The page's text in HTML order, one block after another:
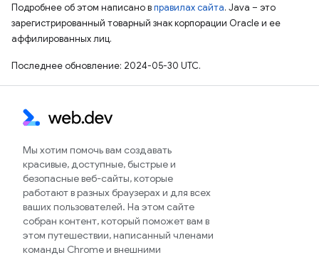
Подробнее об этом написано вправилах сайта. Java – это
зарегистрированный товарный знак корпорации Oracle и ее
аффилированных лиц.
Последнее обновление: 2024-05-30 UTC.
Мы хотим помочь вам создавать
красивые, доступные, быстрые и
безопасные веб-сайты, которые
работают в разных браузерах и для всех
ваших пользователей. На этом сайте
собран контент, который поможет вам в
этом путешествии, написанный членами
команды Chrome и внешними